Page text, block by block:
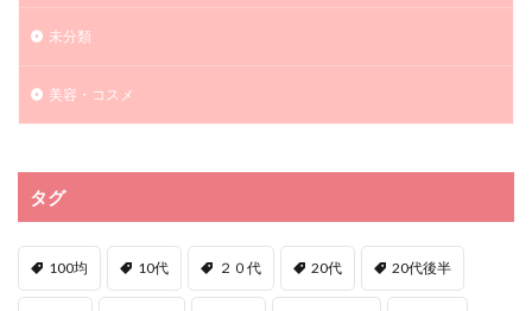
未分類
美容・コスメ
タグ
100均 10代 ２０代 20代 20代後半